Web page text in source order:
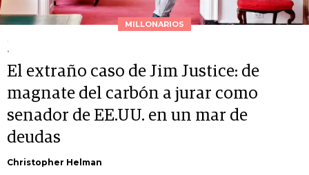
MILLONARIOS
.
.
El extraño caso de Jim Justice: de
magnate del carbón a jurar como
senador de EE.UU. en un mar de
deudas
Christopher Helman